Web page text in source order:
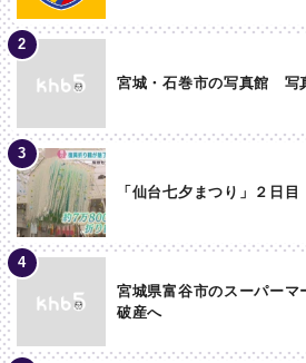
宮城・石巻市の写真館 写
「仙台七夕まつり」２日
宮城県富谷市のスーパーマ
破産へ